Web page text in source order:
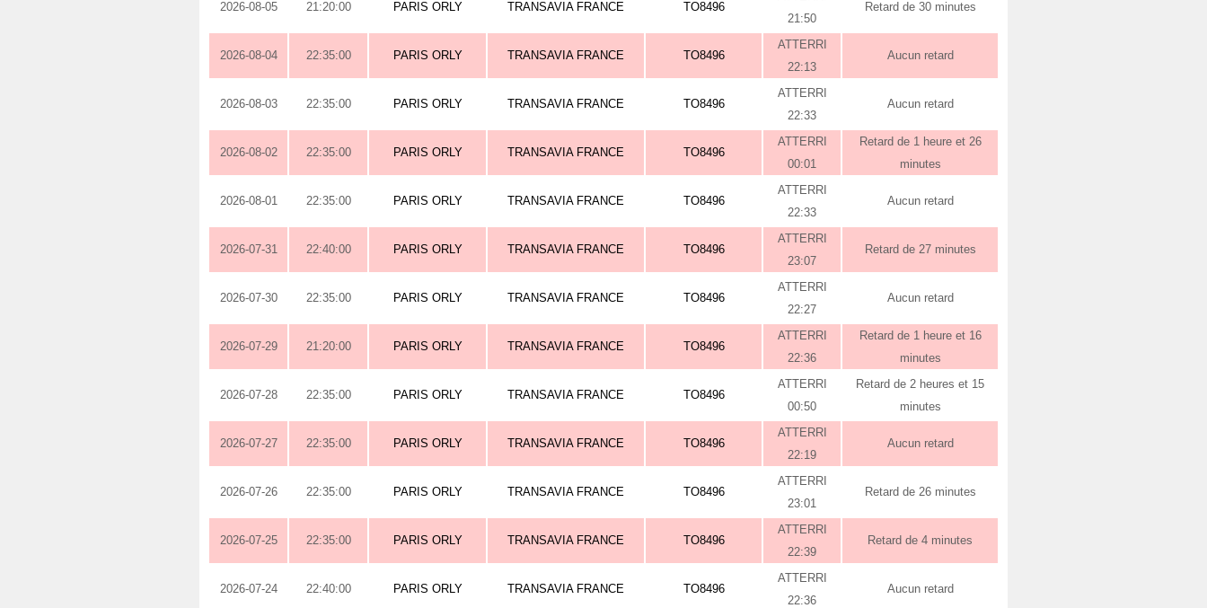
2026-08-05 21:20:00 PARIS ORLY TRANSAVIA FRANCE TO8496
21:50
Retard de 30 minutes
2026-08-04 22:35:00 PARIS ORLY TRANSAVIA FRANCE TO8496
ATTERRI
22:13
Aucun retard
2026-08-03 22:35:00 PARIS ORLY TRANSAVIA FRANCE TO8496
ATTERRI
22:33
Aucun retard
2026-08-02 22:35:00 PARIS ORLY TRANSAVIA FRANCE TO8496
ATTERRI
00:01
Retard de 1 heure et 26
minutes
2026-08-01 22:35:00 PARIS ORLY TRANSAVIA FRANCE TO8496
ATTERRI
22:33
Aucun retard
2026-07-31 22:40:00 PARIS ORLY TRANSAVIA FRANCE TO8496
ATTERRI
23:07
Retard de 27 minutes
2026-07-30 22:35:00 PARIS ORLY TRANSAVIA FRANCE TO8496
ATTERRI
22:27
Aucun retard
2026-07-29 21:20:00 PARIS ORLY TRANSAVIA FRANCE TO8496
ATTERRI
22:36
Retard de 1 heure et 16
minutes
2026-07-28 22:35:00 PARIS ORLY TRANSAVIA FRANCE TO8496
ATTERRI
00:50
Retard de 2 heures et 15
minutes
2026-07-27 22:35:00 PARIS ORLY TRANSAVIA FRANCE TO8496
ATTERRI
22:19
Aucun retard
2026-07-26 22:35:00 PARIS ORLY TRANSAVIA FRANCE TO8496
ATTERRI
23:01
Retard de 26 minutes
2026-07-25 22:35:00 PARIS ORLY TRANSAVIA FRANCE TO8496
ATTERRI
22:39
Retard de 4 minutes
2026-07-24 22:40:00 PARIS ORLY TRANSAVIA FRANCE TO8496
ATTERRI
22:36
Aucun retard